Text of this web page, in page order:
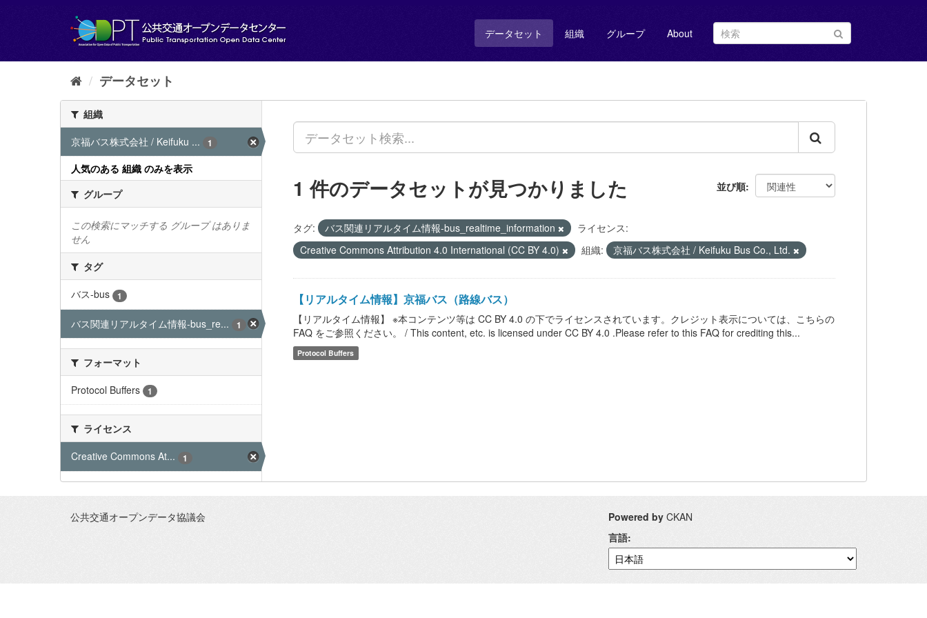
し
データセット 組織 グループ About
データセット
組織
京福バス株式会社 / Keifuku ...
1
人気のある 組織 のみを表示
グループ
この検索にマッチする グループ はありま
せん
タグ
バス-bus
1
バス関連リアルタイム情報-bus_re... 1
フォーマット
Protocol Buffers
1
ライセンス
Creative Commons At...
1
並び順
1 件のデータセットが見つかりました
タグ: バス関連リアルタイム情報-bus_realtime_information
ライセンス:
Creative Commons Attribution 4.0 International (CC BY 4.0)
組織: 京福バス株式会社 / Keifuku Bus Co., Ltd.
【リアルタイム情報】京福バス（路線バス）
【リアルタイム情報】 ※本コンテンツ等は CC BY 4.0 の下でライセンスされています。クレジット表示については、こちらの
FAQ をご参照ください。 / This content, etc. is licensed under CC BY 4.0 .Please refer to this FAQ for crediting this...
Protocol Buffers
公共交通オープンデータ協議会 Powered by CKAN
言語